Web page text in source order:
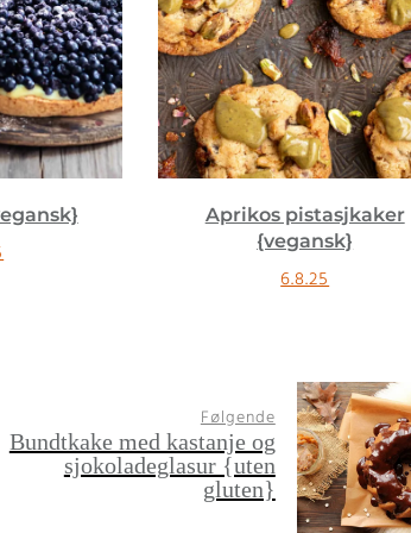
Stekt rødbeter med
yoghurtsaus
23.1.25
Følgende
Bundtkake med kastanje og
sjokoladeglasur {uten
gluten}